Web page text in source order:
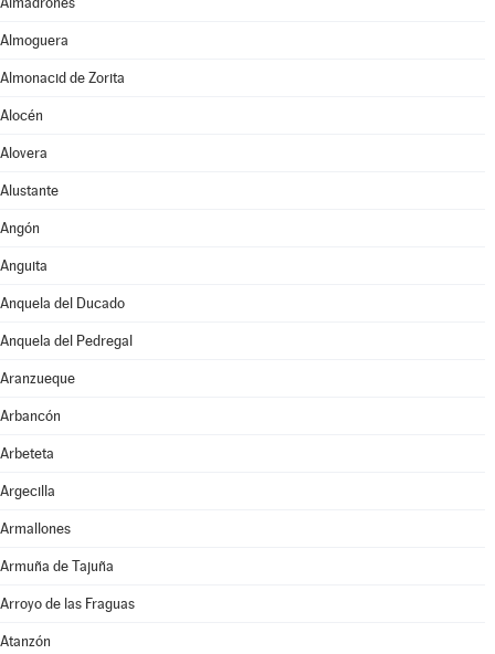
Almoguera
Almonacid de Zorita
Alocén
Alovera
Alustante
Angón
Anguita
Anquela del Ducado
Anquela del Pedregal
Aranzueque
Arbancón
Arbeteta
Argecilla
Armallones
Armuña de Tajuña
Arroyo de las Fraguas
Atanzón